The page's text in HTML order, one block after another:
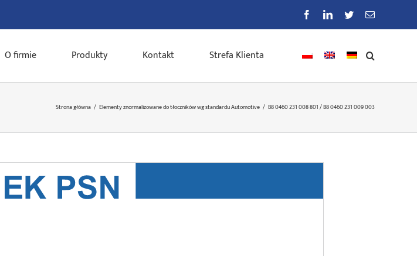
FacebookLinkedIn
TwitterE-
O firmie Produkty Kontakt Strefa Klienta
Strona główna / Elementy znormalizowane do tłoczników wg standardu Automotive / B8 0460 231 008 801 / B8 0460 231 009 003